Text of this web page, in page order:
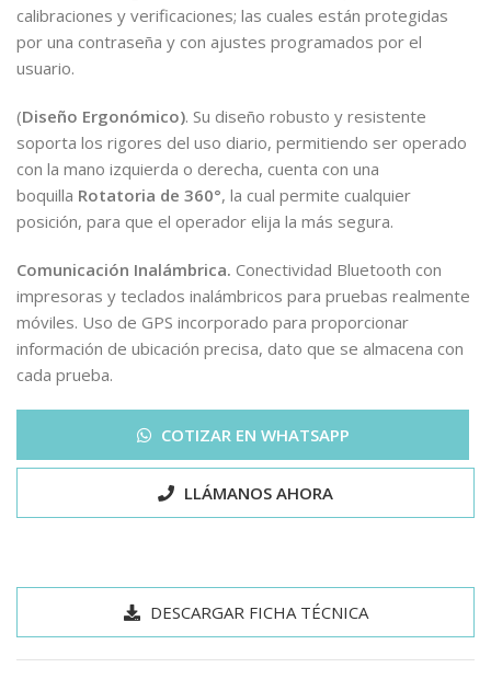
calibraciones y verificaciones; las cuales están protegidas
por una contraseña y con ajustes programados por el
usuario.
(Diseño Ergonómico). Su diseño robusto y resistente
soporta los rigores del uso diario, permitiendo ser operado
con la mano izquierda o derecha, cuenta con una
boquilla Rotatoria de 360°, la cual permite cualquier
posición, para que el operador elija la más segura.
Comunicación Inalámbrica. Conectividad Bluetooth con
impresoras y teclados inalámbricos para pruebas realmente
móviles. Uso de GPS incorporado para proporcionar
información de ubicación precisa, dato que se almacena con
cada prueba.
COTIZAR EN WHATSAPP
LLÁMANOS AHORA
DESCARGAR FICHA TÉCNICA